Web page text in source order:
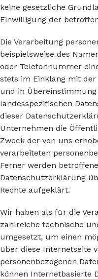
keine gesetzliche
Einwilligung der
Die Verarbeitung
beispielsweise des
oder Telefonnummer
stets im Einklang mit
und in
landesspezifischen
dieser
Unternehmen die
Zweck der von uns
verarbeiteten
Ferner werden
Datenschutzerklärung
Rechte aufgeklärt.
Wir haben als für die
zahlreiche technische
umgesetzt, um einen
über diese Internetseite
personenbezogenen
können Internetbasierte